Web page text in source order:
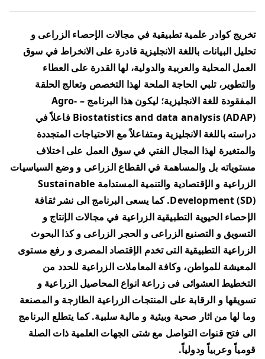
تخريج كوادر علمية تطبيقية في مجالات الإحصاء الزراعى و
تحليل البيانات باللغة الانجليزية قادرة على الانخراط في سوق
العمل المحلية والعربية والدولية، لها القدرة على العطاء
والتطوير، تلبي الحاجة الملحة لهذا التخصص وتعالج الحلقة
المفقودة للغة الانجليزية؛ ليكون هذا البرنامج – Agro-
Biostatistics and data analysis (ADAP) فاعلاً في
دراسته باللغة الانجليزية ومتفاعلاً مع الاحتياجات المتجددة
والمتغيرة لهذا المجال الفتي في سوق العمل على اختلاف
مستوياته بل والمساهمة في القطاع الزراعى و وضع السياسيات
الزراعية و الإقتصادية والتنمية المستدامة Sustainable
Development (SD). كما يسعى البرنامج الى نشر ثقافة
الإحصاء الحيوية التطبيقية الزراعية في مجالات الإنتاج و
التسويق و التصنيع الزراعى و الحجر الزراعى و كذا البحوث
الزراعية التطبيقية التى تخدم الإقتصاد المصرى و رفع مستوى
المعيشة للمواطن، وكافة المعاملات الزراعية للحدد من
التخطيط العشوائى فى زراعة انواع المحاصيل الزراعية و
تسويقها و الرقابة على المنتجات الزراعية الطازجة و المصنعة
وما لها من اثار صحية وبيئية و مالية سلبية. كما يتطلع البرنامج
الى فتح قنوات التواصل مع شتى الجهات العلمية ذات الصلة
قومياً وعربياً ودولياً.